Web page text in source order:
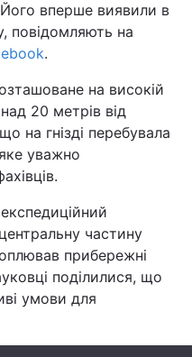
Світ
Наука
Лайт
Інциденти
Туризм
Погода
Регіони
Статті
вперше виявили в
повідомляють на
.
на високій
20 метрів від
на гнізді перебувала
уважно
частину
прибережні
поділилися, що
умови для